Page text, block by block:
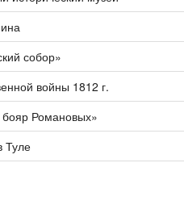
собор»
войны 1812 г.
Романовых»
Туле